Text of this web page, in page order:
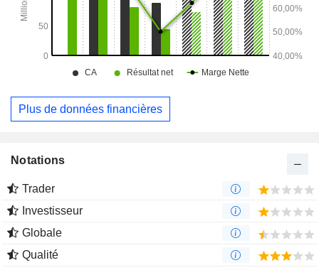
Plus de données financières
Notations
Trader
Investisseur
Globale
Qualité